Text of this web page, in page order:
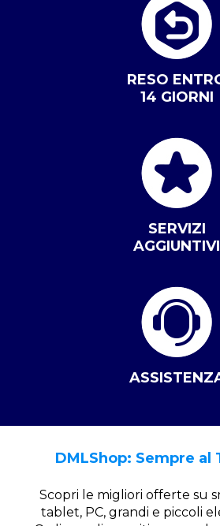
RESO
14 GIORNI
SERVIZI
AGGIUNTIVI
DMLShop: Sempre al
Scopri le migliori offerte su
tablet, PC, grandi e piccoli